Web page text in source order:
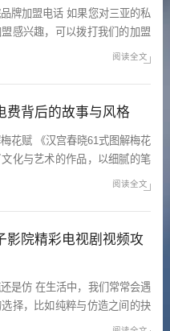
牌加盟电话 如果您对三亚的私
感兴趣，可以拨打我们的加盟
我们提供详细的加盟方案和市
有经验的商家，我们都欢迎您
私人高清电影院品牌加盟 三亚
阅读全文
费背后的故事与风格
花赋 《汉宫春晓61式图解梅花
化与艺术的作品，以细腻的笔
它通过生动的图解展现了梅花
的人士来说，这无疑是一本值
感受到梅花的高洁，又能领略
阅读全文
影院精彩电视剧视频攻
是仿 在生活中，我们常常会遇
择，比如纯粹与仿造之间的抉
时刻想过，身边的人或事，究